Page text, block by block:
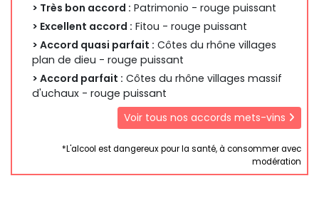
> Très bon accord : Patrimonio - rouge puissant
> Excellent accord : Fitou - rouge puissant
> Accord quasi parfait : Côtes du rhône villages
plan de dieu - rouge puissant
> Accord parfait : Côtes du rhône villages massif
d'uchaux - rouge puissant
Voir tous nos accords mets-vins
*L'alcool est dangereux pour la santé, à consommer avec
modération